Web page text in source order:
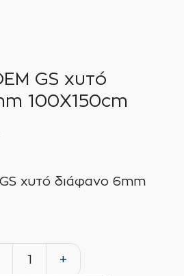
GS χυτό
100X150cm
χυτό διάφανο 6mm
PlexiGlass
+